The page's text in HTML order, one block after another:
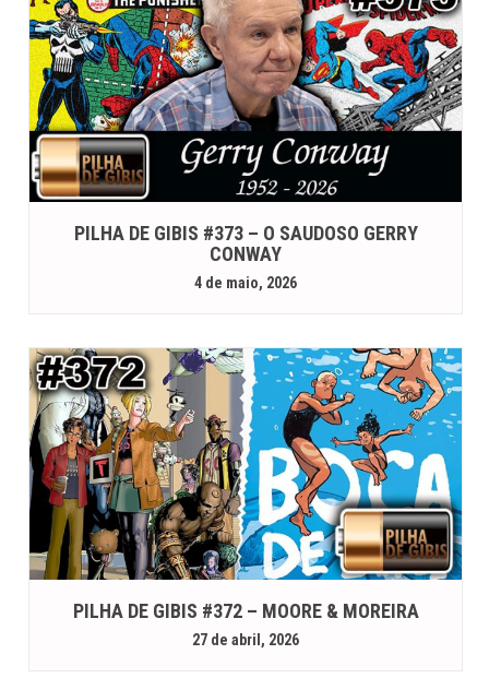
PILHA DE GIBIS #373 – O SAUDOSO GERRY
CONWAY
4 de maio, 2026
PILHA DE GIBIS #372 – MOORE & MOREIRA
27 de abril, 2026